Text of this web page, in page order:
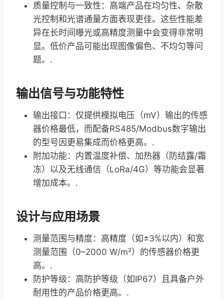
质量控制与一致性：高端产品在均匀性、杂散
光控制和光谱通量方面表现更佳。这些性能差
异在长时间曝光或高精度测量中会变得非常明
显。低价产品可能出现图像偏色、不均匀等问
题。.
输出信号与功能特性
输出接口：仅提供模拟电压（mV）输出的传感
器价格最低，而配备RS485/Modbus数字输出
的型号因更易集成而价格更高。.
附加功能：内置温度补偿、加热器（防结露/霜
冻）以及无线通信（LoRa/4G）等功能会显著
增加成本。.
设计与应用场景
测量范围与精度：高精度（如±3%以内）和宽
测量范围（0–2000 W/m²）的传感器价格更
高。.
防护等级：高防护等级（如IP67）且具备户外
耐用性的产品价格更高。.